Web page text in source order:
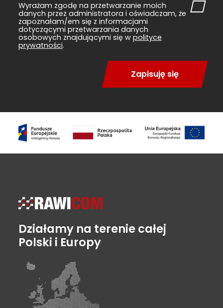
Działamy na terenie całej
Polski i Europy
Wyrażam zgodę na przetwarzanie moich
danych przez administratora i oświadczam, że
zapoznałam/em się z informacjami
dotyczącymi przetwarzania danych
osobowych znajdującymi się w polityce
prywatności.
Zapisuję się